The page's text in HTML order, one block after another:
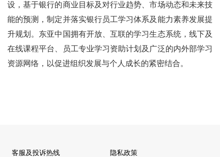
设，基于银行的商业目标及对行业趋势、市场动态和未来技
能的预测，制定并落实银行员工学习体系及能力素养发展提
升规划。东亚中国拥有开放、互联的学习生态系统，线下及
在线课程平台、员工专业学习资助计划及广泛的内外部学习
资源网络，以促进组织发展与个人成长的紧密结合。
客服及投诉热线
隐私政策